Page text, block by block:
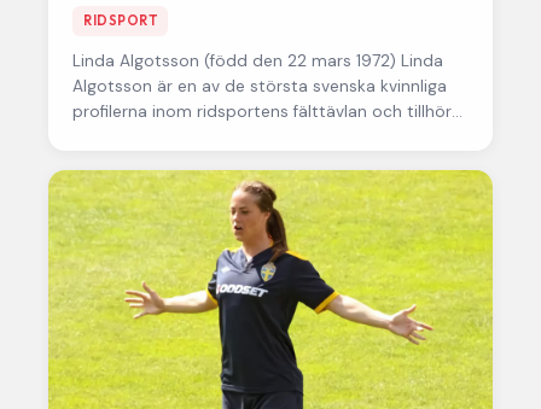
RIDSPORT
Linda Algotsson (född den 22 mars 1972) Linda
Algotsson är en av de största svenska kvinnliga
profilerna inom ridsportens fälttävlan och tillhör